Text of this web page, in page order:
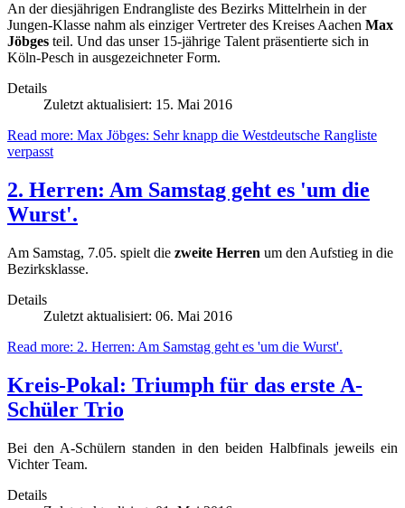
An der diesjährigen Endrangliste des Bezirks Mittelrhein in der
Jungen-Klasse nahm als einziger Vertreter des Kreises Aachen Max
Jöbges teil. Und das unser 15-jährige Talent präsentierte sich in
Köln-Pesch in ausgezeichneter Form.
Details
Zuletzt aktualisiert: 15. Mai 2016
Read more: Max Jöbges: Sehr knapp die Westdeutsche Rangliste
verpasst
2. Herren: Am Samstag geht es 'um die
Wurst'.
Am Samstag, 7.05. spielt die zweite Herren um den Aufstieg in die
Bezirksklasse.
Details
Zuletzt aktualisiert: 06. Mai 2016
Read more: 2. Herren: Am Samstag geht es 'um die Wurst'.
Kreis-Pokal: Triumph für das erste A-
Schüler Trio
Bei den A-Schülern standen in den beiden Halbfinals jeweils ein
Vichter Team.
Details